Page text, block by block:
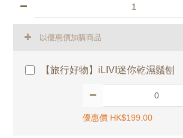
以優惠價加購商品
【旅行好物】iLIVI迷你乾濕鬚刨
優惠價 HK$199.00